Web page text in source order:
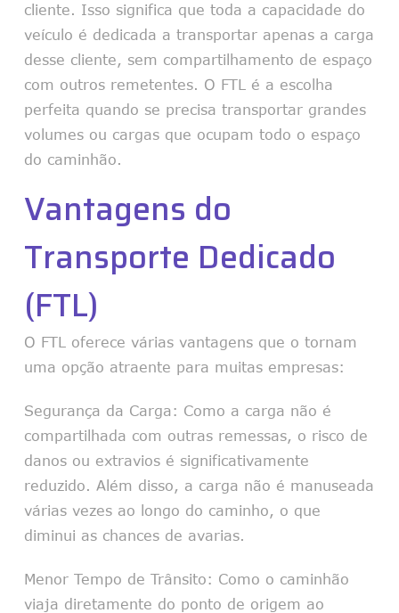
cliente. Isso significa que toda a capacidade do
veículo é dedicada a transportar apenas a carga
desse cliente, sem compartilhamento de espaço
com outros remetentes. O FTL é a escolha
perfeita quando se precisa transportar grandes
volumes ou cargas que ocupam todo o espaço
do caminhão.
Vantagens do
Transporte Dedicado
(FTL)
O FTL oferece várias vantagens que o tornam
uma opção atraente para muitas empresas:
Segurança da Carga: Como a carga não é
compartilhada com outras remessas, o risco de
danos ou extravios é significativamente
reduzido. Além disso, a carga não é manuseada
várias vezes ao longo do caminho, o que
diminui as chances de avarias.
Menor Tempo de Trânsito: Como o caminhão
viaja diretamente do ponto de origem ao